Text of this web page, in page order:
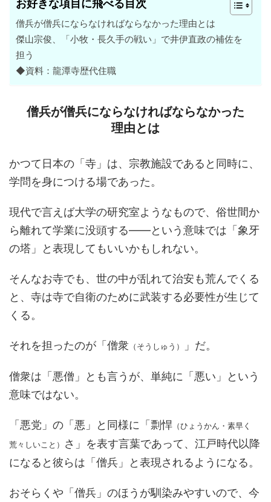
お好きな項目に飛べる目次
僧兵が僧兵にならなければならなかった理由とは
傑山宗俊、「小牧・長久手の戦い」で井伊直政の補佐を
担う
◆資料：龍潭寺歴代住職
僧兵が僧兵にならなければならなかった
理由とは
かつて日本の「寺」は、宗教施設であると同時に、
学問を身につける場であった。
現代で言えば大学の研究室ようなもので、俗世間か
ら離れて学業に没頭する――という意味では「象牙
の塔」と表現してもいいかもしれない。
そんなお寺でも、世の中が乱れて治安も荒んでくる
と、寺は寺で自衛のために武装する必要性が生じて
くる。
それを担ったのが「僧衆 （そうしゅう） 」だ。
僧衆は「悪僧」とも言うが、単純に「悪い」という
意味ではない。
「悪党」の「悪」と同様に「剽悍 （ひょうかん・素早く
荒々しいこと）
さ」を表す言葉であって、江戸時代以降
になると彼らは「僧兵」と表現されるようになる。
おそらくや「僧兵」のほうが馴染みやすいので、今